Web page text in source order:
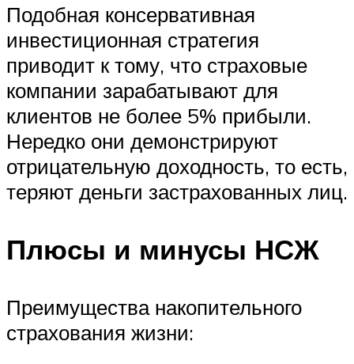
Подобная консервативная
инвестиционная стратегия
приводит к тому, что страховые
компании зарабатывают для
клиентов не более 5% прибыли.
Нередко они демонстрируют
отрицательную доходность, то есть,
теряют деньги застрахованных лиц.
Плюсы и минусы НСЖ
Преимущества накопительного
страхования жизни: